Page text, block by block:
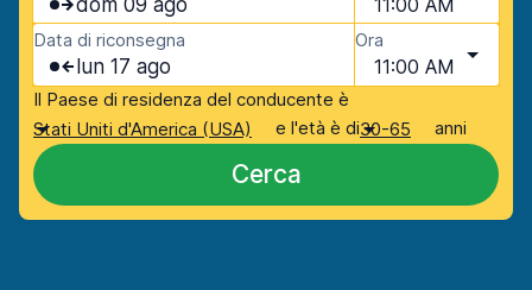
dom 09 ago 11:00 AM
Data di riconsegna
lun 17 ago
Ora
11:00 AM
Il Paese di residenza del conducente è
Stati Uniti d'America (USA)
e l'età è di30-65 anni
Cerca